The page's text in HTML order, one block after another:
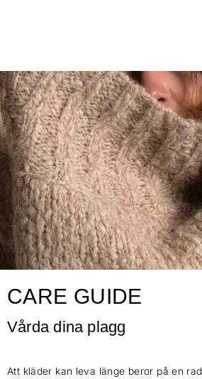
CARE GUIDE
Vårda dina plagg
Att kläder kan leva länge beror på en